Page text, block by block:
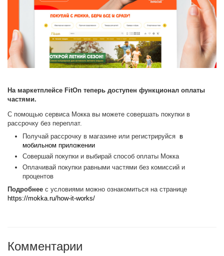
На маркетплейсе FitOn теперь доступен функционал оплаты
частями.
С помощью сервиса Мокка вы можете совершать покупки в
рассрочку без переплат.
Получай рассрочку в магазине или регистрируйсяв
мобильном приложении
Совершай покупки и выбирай способ оплаты Мокка
Оплачивай покупки равными частями без комиссий и
процентов
Подробнее с условиями можно ознакомиться на странице
https://mokka.ru/how-it-works/
Комментарии